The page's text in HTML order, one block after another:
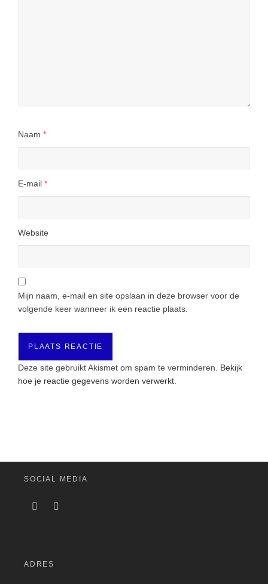
Naam *
E-mail *
Website
Mijn naam, e-mail en site opslaan in deze browser voor de
volgende keer wanneer ik een reactie plaats.
Deze site gebruikt Akismet om spam te verminderen. Bekijk
hoe je reactie gegevens worden verwerkt
SOCIAL MEDIA
ADRES